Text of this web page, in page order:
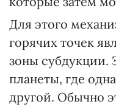
Для этого
горячих точек
зоны субдукции.
планеты, где
другой. Обычно